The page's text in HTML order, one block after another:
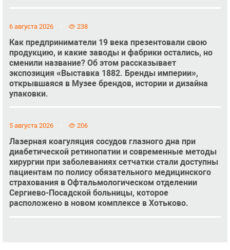
6 августа 2026 238
Как предприниматели 19 века презентовали свою
продукцию, и какие заводы и фабрики остались, но
сменили название? Об этом рассказывает
экспозиция «Выставка 1882. Бренды империи»,
открывшаяся в Музее брендов, истории и дизайна
упаковки.
5 августа 2026 206
Лазерная коагуляция сосудов глазного дна при
диабетической ретинопатии и современные методы
хирургии при заболеваниях сетчатки стали доступны
пациентам по полису обязательного медицинского
страхования в Офтальмологическом отделении
Сергиево-Посадской больницы, которое
расположено в новом комплексе в Хотьково.